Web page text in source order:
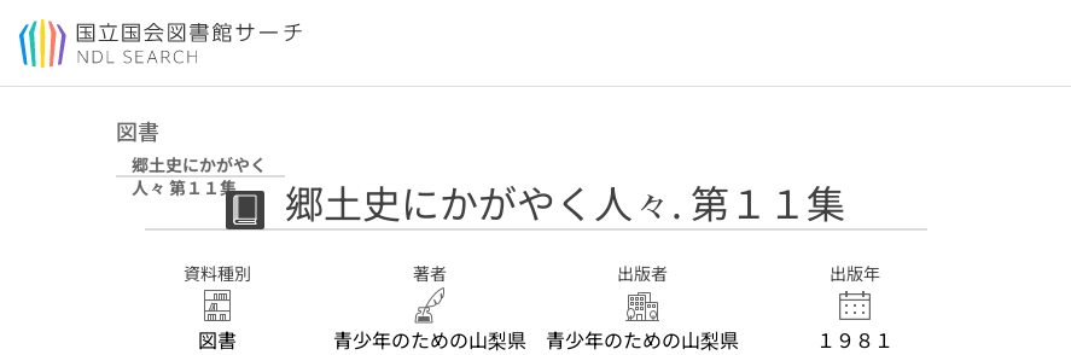
本文へ移動
図書
郷土史にかがやく
人々 第１１集
郷土史にかがやく人々. 第１１集
資料種別
図書
著者
青少年のための山梨県
出版者
青少年のための山梨県
出版年
１９８１